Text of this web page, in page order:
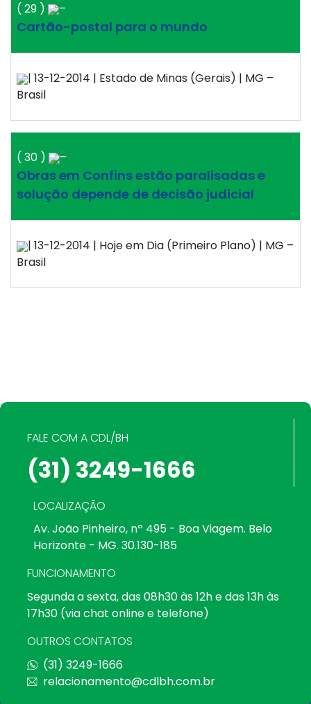
( 29 ) –
Cartão-postal para o mundo
| 13-12-2014 | Estado de Minas (Gerais) | MG –
Brasil
( 30 ) –
Obras em Confins estão paralisadas e
solução depende de decisão judicial
| 13-12-2014 | Hoje em Dia (Primeiro Plano) | MG –
Brasil
FALE COM A CDL/BH
(31) 3249-1666
LOCALIZAÇÃO
Av. João Pinheiro, nº 495 - Boa Viagem. Belo
Horizonte - MG. 30.130-185
FUNCIONAMENTO
Segunda a sexta, das 08h30 às 12h e das 13h às
17h30 (via chat online e telefone)
OUTROS CONTATOS
(31) 3249-1666
relacionamento@cdlbh.com.br